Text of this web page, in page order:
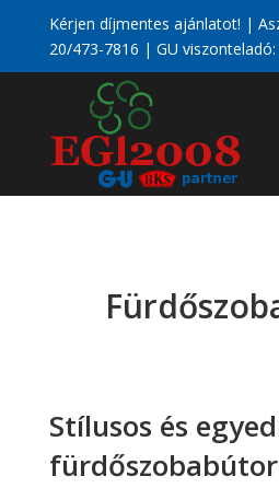
Kérjen díjmentes ajánlatot! |
20/473-7816 | GU viszonteladó:
Stílusos és